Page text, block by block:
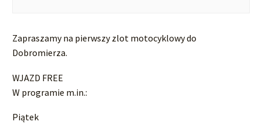
Zapraszamy na pierwszy zlot motocyklowy do
Dobromierza.
WJAZD FREE
W programie m.in.:
Piątek